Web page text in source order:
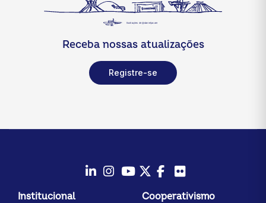
Receba nossas atualizações
Registre-se
Instagram
YoutubeTwitter/X
Facebook
Institucional Cooperativismo